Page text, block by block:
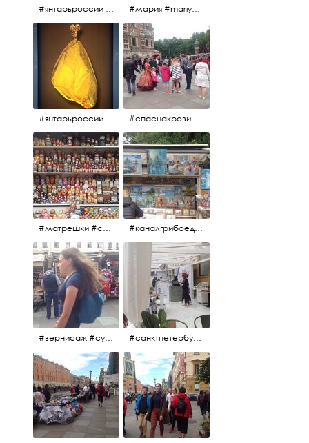
#янтарьроссии #янтарь #мария #mariya #янтарьроссии
#янтарьроссии #спаснакрови #михайловскийсад
#матрёшки #сувениры #вернисаж #каналгрибоедова #санктпетербург #вернисаж #
#вернисаж #сувениры #картины #санктпетербург #летнеекафе